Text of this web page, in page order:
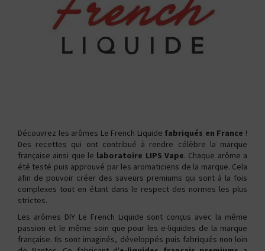
Découvrez les arômes Le French Liquide fabriqués en France !
Des recettes qui ont contribué à rendre célèbre la marque
française ainsi que le laboratoire LIPS Vape. Chaque arôme a
été testé puis approuvé par les aromaticiens de la marque. Cela
afin de pouvoir créer des saveurs premiums qui sont à la fois
complexes tout en étant dans le respect des normes les plus
strictes.
Les arômes DIY Le French Liquide sont conçus avec la même
passion et le même soin que pour les e-liquides de la marque
française. Ils sont imaginés, développés puis fabriqués non loin